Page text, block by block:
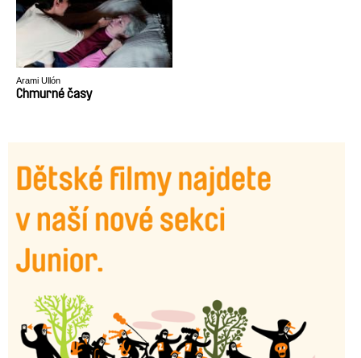
Arami Ullón
Chmurné časy